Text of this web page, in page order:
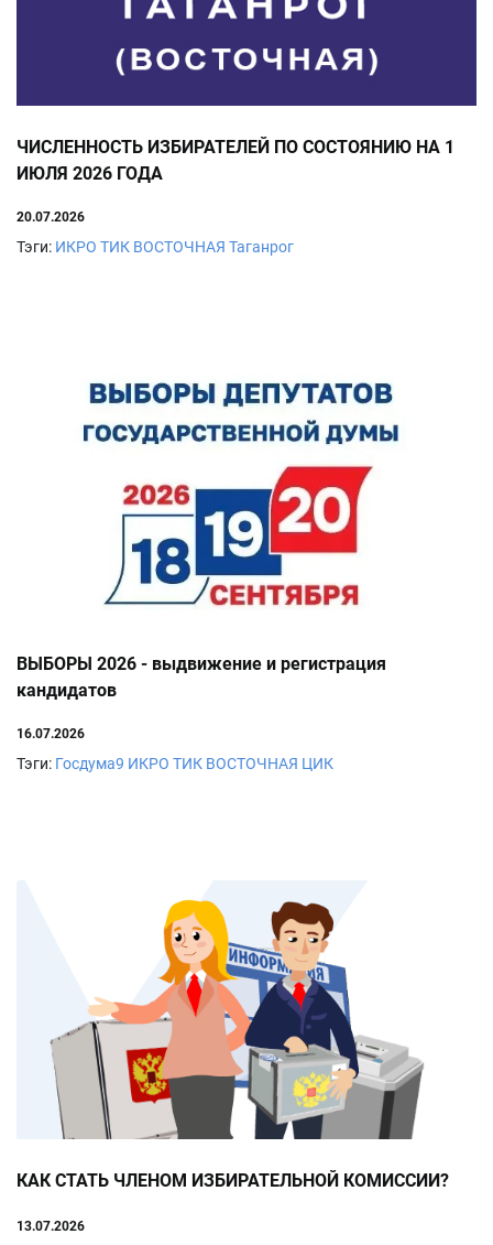
ЧИСЛЕННОСТЬ ИЗБИРАТЕЛЕЙ ПО СОСТОЯНИЮ НА 1
ИЮЛЯ 2026 ГОДА
20.07.2026
Тэги: ИКРО ТИК ВОСТОЧНАЯ Таганрог
ВЫБОРЫ 2026 - выдвижение и регистрация
кандидатов
16.07.2026
Тэги: Госдума9 ИКРО ТИК ВОСТОЧНАЯ ЦИК
КАК СТАТЬ ЧЛЕНОМ ИЗБИРАТЕЛЬНОЙ КОМИССИИ?
13.07.2026